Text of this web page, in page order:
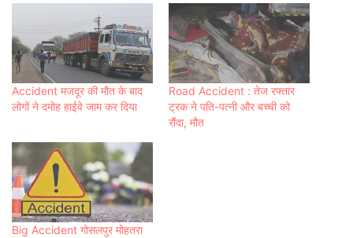
Accident मजदूर की मौत के बाद
लोगों ने दमोह हाईवे जाम कर दिया
Road Accident : तेज रफ्तार
ट्रक ने पति-पत्नी और बच्ची को
रौंदा, मौत
Big Accident गोसलपुर मोहतरा